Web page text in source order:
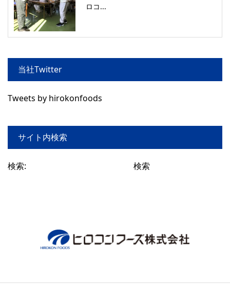
ロコ...
当社Twitter
Tweets by hirokonfoods
サイト内検索
検索: